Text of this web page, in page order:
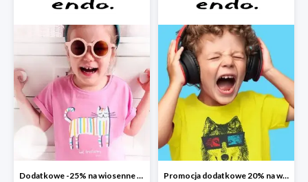
Dodatkowe -25% na wiosenne nowości Promocja dodatkowe 20% na wszystko